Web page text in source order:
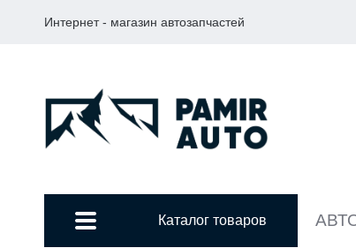
Интернет - магазин автозапчастей
Каталог товаров